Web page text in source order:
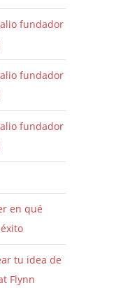
fundador
fundador
fundador
en qué
tu idea de
Flynn